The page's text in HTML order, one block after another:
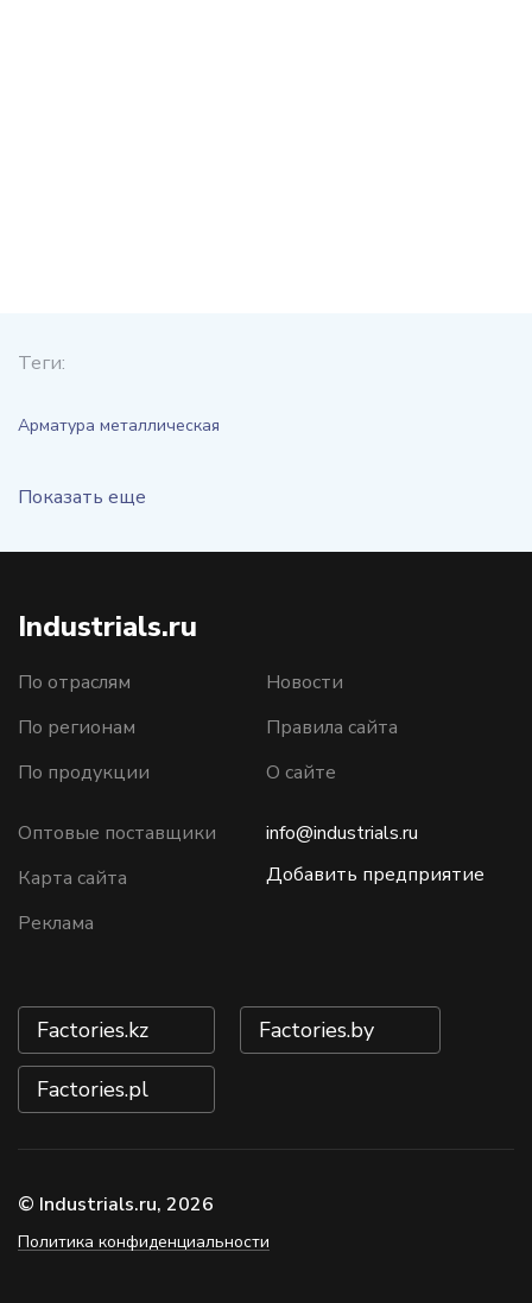
Теги:
Арматура металлическая
Показать еще
Industrials.ru
По отраслям
По регионам
По продукции
Новости
Правила сайта
О сайте
Оптовые поставщики
Карта сайта
Реклама
info@industrials.ru
Добавить предприятие
Factories.kz Factories.by
Factories.pl
© Industrials.ru, 2026
Политика конфиденциальности